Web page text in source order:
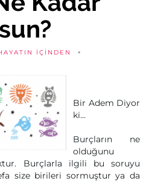
İÇINDEN
Bir Adem Diyor
ki...
Burçların ne
olduğunu
Burçlarla ilgili bu soruyu
size birileri sormuştur ya da